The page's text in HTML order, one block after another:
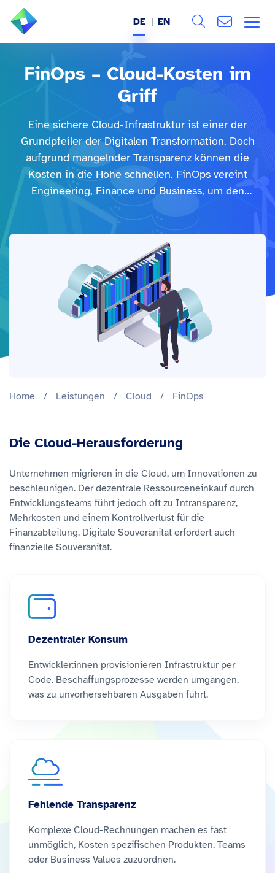
LEISTUNGEN
BRANCHEN
REFERENZEN
WISSEN & EVENTS
DE EN
FinOps – Cloud-Kosten im
Griff
Eine sichere Cloud-Infrastruktur ist einer der
Grundpfeiler der Digitalen Transformation. Doch
aufgrund mangelnder Transparenz können die
Kosten in die Höhe schnellen. FinOps vereint
Engineering, Finance und Business, um den
tatsächlichen Wert Ihrer Cloud-Investitionen zu
sichern.
Home / Leistungen / Cloud / FinOps
Die Cloud-Herausforderung
Unternehmen migrieren in die Cloud, um Innovationen zu
beschleunigen. Der dezentrale Ressourceneinkauf durch
Entwicklungsteams führt jedoch oft zu Intransparenz,
Mehrkosten und einem Kontrollverlust für die
Finanzabteilung. Digitale Souveränität erfordert auch
finanzielle Souveränität.
Dezentraler Konsum
Entwickler:innen provisionieren Infrastruktur per
Code. Beschaffungsprozesse werden umgangen,
was zu unvorhersehbaren Ausgaben führt.
Fehlende Transparenz
Komplexe Cloud-Rechnungen machen es fast
unmöglich, Kosten spezifischen Produkten, Teams
oder Business Values zuzuordnen.